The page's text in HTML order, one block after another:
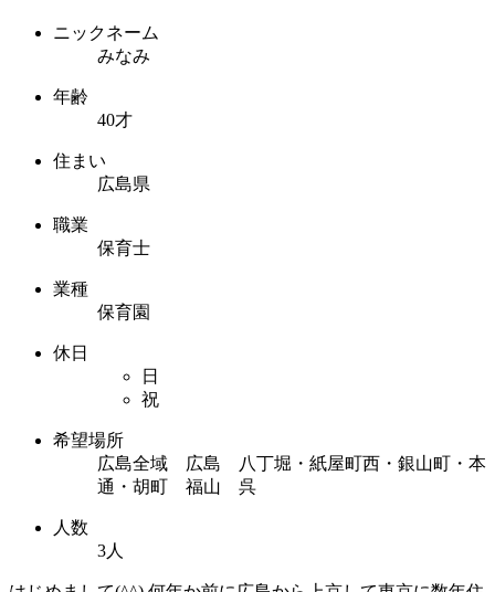
ニックネーム
みなみ
年齢
40才
住まい
広島県
職業
保育士
業種
保育園
休日
日
祝
希望場所
広島全域 広島 八丁堀・紙屋町西・銀山町・本
通・胡町 福山 呉
人数
3人